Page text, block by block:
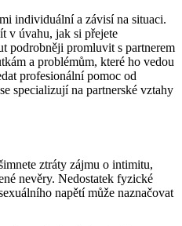
individuální a závisí na situaci.
v úvahu, jak si přejete
podrobněji promluvit s partnerem
a problémům, které ho vedou
profesionální pomoc od
specializují na partnerské vztahy
ztráty zájmu o intimitu,
nevěry. Nedostatek fyzické
napětí může naznačovat